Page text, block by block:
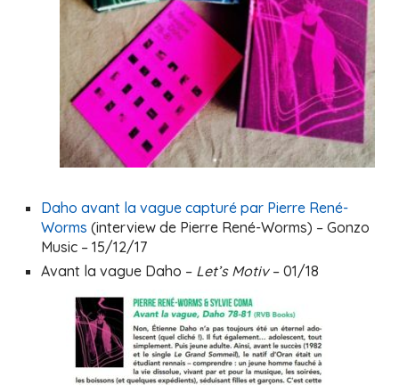
Daho avant la vague capturé par Pierre René-
Worms (interview de Pierre René-Worms) – Gonzo
Music – 15/12/17
Avant la vague Daho – Let’s Motiv– 01/18